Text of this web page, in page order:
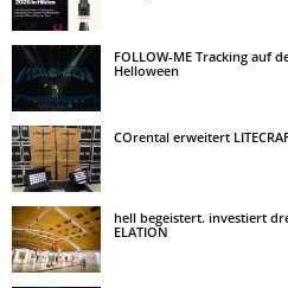
FOLLOW-ME Tracking auf
Helloween
COrental erweitert
hell begeistert. investiert
ELATION